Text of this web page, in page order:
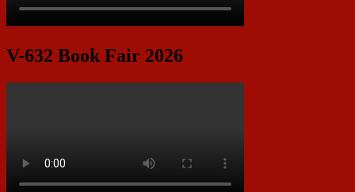
V-632 Book Fair 2026